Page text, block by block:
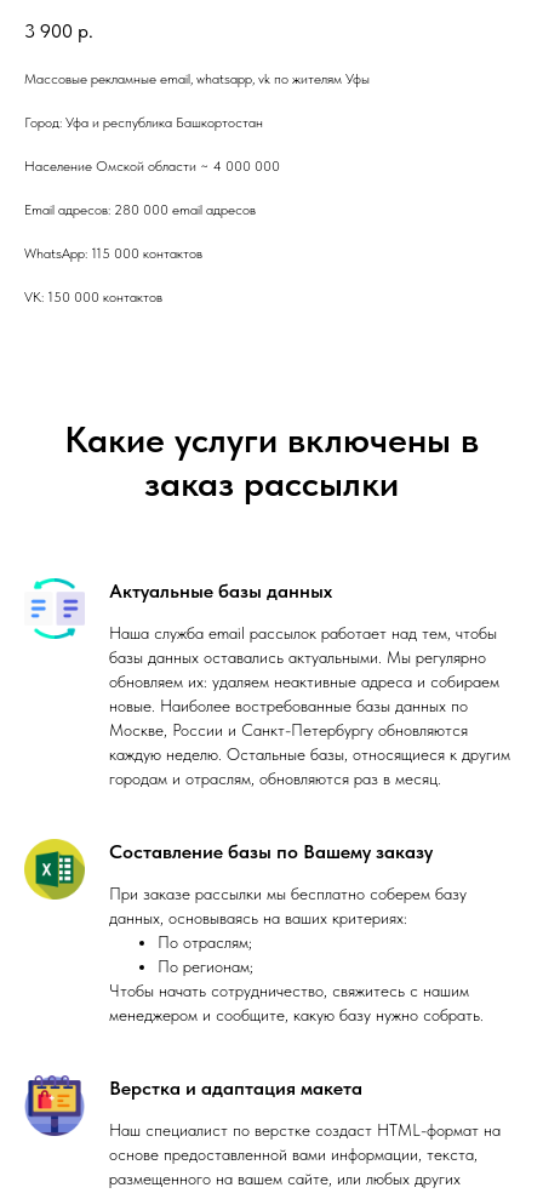
3 900 р.
Массовые рекламные email, whatsapp, vk по жителям Уфы
Город: Уфа и республика Башкортостан
Население Омской области ~ 4 000 000
Email адресов: 280 000 email адресов
WhatsApp: 115 000 контактов
VK: 150 000 контактов
Какие услуги включены в
заказ рассылки
Актуальные базы данных
Наша служба email рассылок работает над тем, чтобы
базы данных оставались актуальными. Мы регулярно
обновляем их: удаляем неактивные адреса и собираем
новые. Наиболее востребованные базы данных по
Москве, России и Санкт-Петербургу обновляются
каждую неделю. Остальные базы, относящиеся к другим
городам и отраслям, обновляются раз в месяц.
Составление базы по Вашему заказу
При заказе рассылки мы бесплатно соберем базу
данных, основываясь на ваших критериях:
По отраслям;
По регионам;
Чтобы начать сотрудничество, свяжитесь с нашим
менеджером и сообщите, какую базу нужно собрать.
Верстка и адаптация макета
Наш специалист по верстке создаст HTML-формат на
основе предоставленной вами информации, текста,
размещенного на вашем сайте, или любых других